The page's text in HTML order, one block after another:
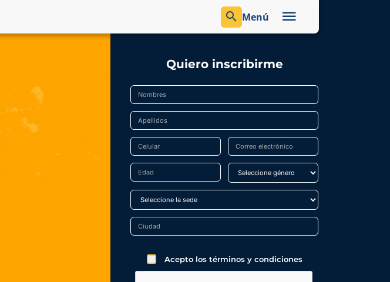
Menú
Quiero inscribirme
Acepto los términos y condiciones